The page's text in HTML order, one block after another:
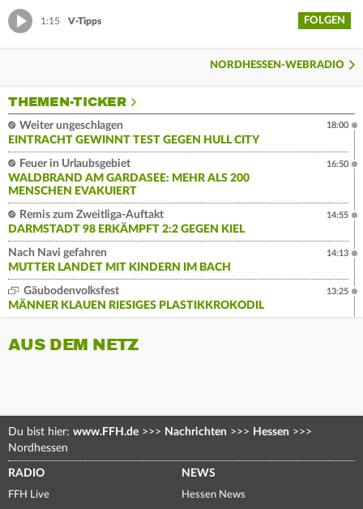
1:15 V-Tipps FOLGEN
NORDHESSEN-WEBRADIO
THEMEN-TICKER
Weiter ungeschlagen
EINTRACHT GEWINNT TEST GEGEN HULL CITY
18:00
Feuer in Urlaubsgebiet
WALDBRAND AM GARDASEE: MEHR ALS 200
MENSCHEN EVAKUIERT
16:50
Remis zum Zweitliga-Auftakt
DARMSTADT 98 ERKÄMPFT 2:2 GEGEN KIEL
14:55
Nach Navi gefahren
MUTTER LANDET MIT KINDERN IM BACH
14:13
Gäubodenvolksfest
MÄNNER KLAUEN RIESIGES PLASTIKKROKODIL
13:25
AUS DEM NETZ
Du bist hier: www.FFH.de >>> Nachrichten >>> Hessen >>>
Nordhessen
RADIO
FFH Live
NEWS
Hessen News